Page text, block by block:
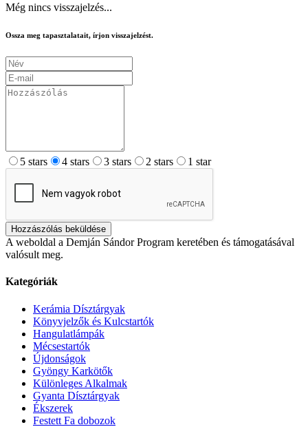
Még nincs visszajelzés...
Ossza meg tapasztalatait, írjon visszajelzést.
5 stars 4 stars 3 stars 2 stars 1 star
Hozzászólás beküldése
A weboldal a Demján Sándor Program keretében és támogatásával
valósult meg.
Kategóriák
Kerámia Dísztárgyak
Könyvjelzők és Kulcstartók
Hangulatlámpák
Mécsestartók
Újdonságok
Gyöngy Karkötők
Különleges Alkalmak
Gyanta Dísztárgyak
Ékszerek
Festett Fa dobozok